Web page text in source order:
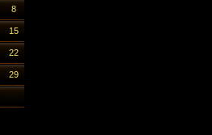
8
15
22
29